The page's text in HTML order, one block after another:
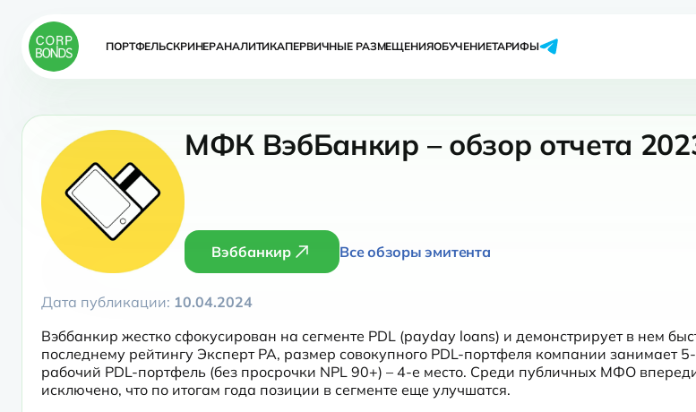
ПОРТФЕЛЬСКРИНЕРАНАЛИТИКАПЕРВИЧНЫЕ РАЗМЕЩЕНИЯОБУЧЕНИЕТАРИФЫ
МФК ВэбБанкир – обзор отчета
Вэббанкир Все обзоры эмитента
Дата публикации: 10.04.2024
Вэббанкир жестко сфокусирован на сегменте PDL (payday loans) и демонстрирует в нем
последнему рейтингу Эксперт РА, размер совокупного PDL-портфеля компании занимает
рабочий PDL-портфель (без просрочки NPL 90+) – 4-е место. Среди публичных МФО
исключено, что по итогам года позиции в сегменте еще улучшатся.